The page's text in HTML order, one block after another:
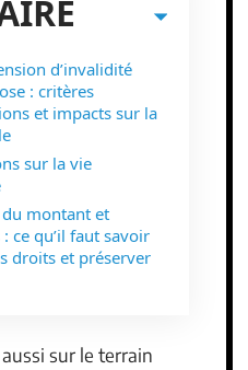
d’invalidité
: critères
et impacts sur la
sur la vie
montant et
ce qu’il faut savoir
droits et préserver
sur le terrain